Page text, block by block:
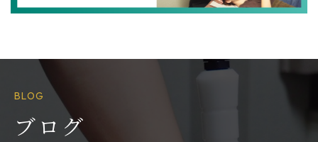
BLOG
ブログ